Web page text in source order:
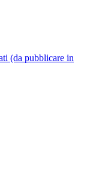
(da pubblicare in